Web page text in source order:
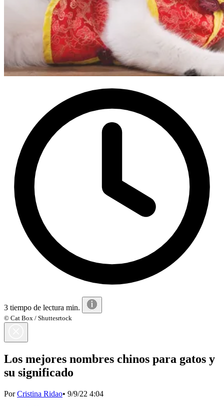
3 tiempo de lectura min.
© Cat Box / Shuttesrtock
Los mejores nombres chinos para gatos y
su significado
PorCristina Ridao• 9/9/22 4:04